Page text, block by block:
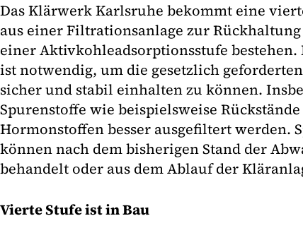
Das Klärwerk Karlsruhe bekommt eine
aus einer Filtrationsanlage zur
einer Aktivkohleadsorptionsstufe bestehen.
ist notwendig, um die gesetzlich
sicher und stabil einhalten zu können.
Spurenstoffe wie beispielsweise
Hormonstoffen besser ausgefiltert werden.
können nach dem bisherigen Stand der
behandelt oder aus dem Ablauf der
Vierte Stufe ist in Bau